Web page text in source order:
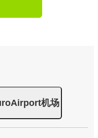
机场